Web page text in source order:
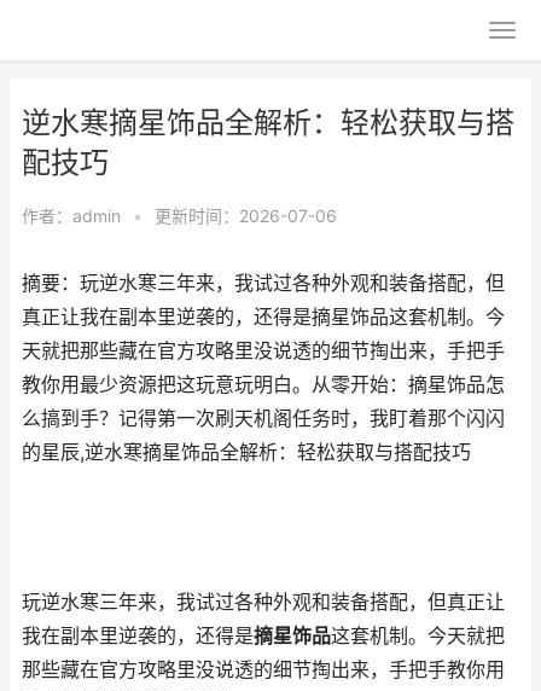
逆水寒摘星饰品全解析：轻松获取与搭
配技巧
作者： admin • 更新时间：2026-07-06
摘要：玩逆水寒三年来，我试过各种外观和装备搭配，但
真正让我在副本里逆袭的，还得是摘星饰品这套机制。今
天就把那些藏在官方攻略里没说透的细节掏出来，手把手
教你用最少资源把这玩意玩明白。从零开始：摘星饰品怎
么搞到手？记得第一次刷天机阁任务时，我盯着那个闪闪
的星辰,逆水寒摘星饰品全解析：轻松获取与搭配技巧
玩逆水寒三年来，我试过各种外观和装备搭配，但真正让
我在副本里逆袭的，还得是摘星饰品这套机制。今天就把
那些藏在官方攻略里没说透的细节掏出来，手把手教你用